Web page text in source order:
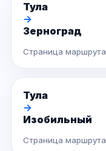
Тула
→
Зерноград
Страница маршрута
Тула
→
Изобильный
Страница маршрута